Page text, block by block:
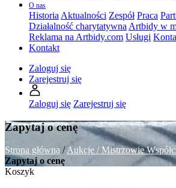
O nas
Historia Aktualności Zespół Praca
Działalność charytatywna Artbidy w
Reklama na Artbidy.com Usługi
Kontakt
Zaloguj się
Zarejestruj się
Zaloguj się Zarejestruj się
Zapytaj o cenę
Strona główna /Aukcje /Mistrzowie
Zapytaj o cenę
Koszyk